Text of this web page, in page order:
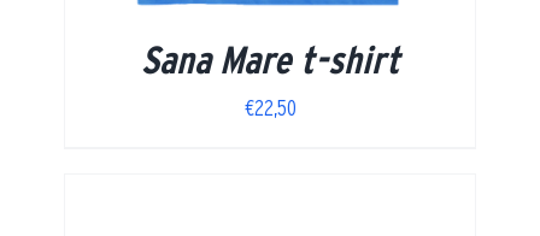
Sana Mare t-shirt
€22,50